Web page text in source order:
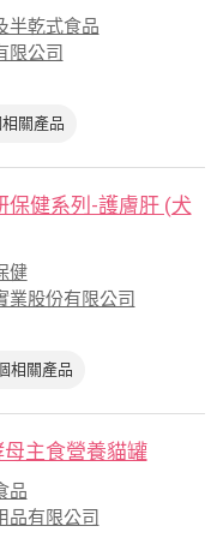
半乾式食品
限公司
相關產品
保健系列-護膚肝 (犬
健
業股份有限公司
相關產品
主食營養貓罐
品
品有限公司